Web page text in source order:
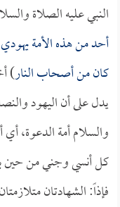
النبي عليه الصلاة
أحد من هذه الأمة
كان من أصحاب النار)
يدل على أن اليهود
والسلام أمة الدعوة،
كل أنسي وجني من حين
فإذاً: الشهادتان